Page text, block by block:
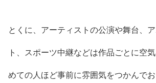
とくに、アーティストの公演や舞台、
ト、スポーツ中継などは作品ごとに空
めての人ほど事前に雰囲気をつかんで